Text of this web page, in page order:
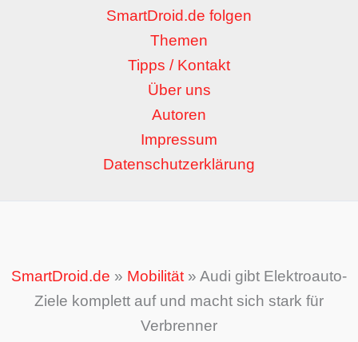
SmartDroid.de folgen
Themen
Tipps / Kontakt
Über uns
Autoren
Impressum
Datenschutzerklärung
SmartDroid.de » Mobilität » Audi gibt Elektroauto-
Ziele komplett auf und macht sich stark für
Verbrenner